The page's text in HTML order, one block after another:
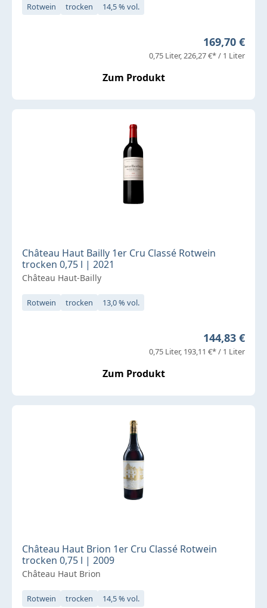
Rotwein trocken 14,5 % vol.
Regulärer
169,70 €
0,75 Liter 226,27 €* / 1 Liter
Zum Produkt
Château Haut Bailly 1er Cru Classé Rotwein
trocken 0,75 l | 2021
Château Haut-Bailly
Rotwein trocken 13,0 % vol.
Regulärer
144,83 €
0,75 Liter 193,11 €* / 1 Liter
Zum Produkt
Château Haut Brion 1er Cru Classé Rotwein
trocken 0,75 l | 2009
Château Haut Brion
Rotwein trocken 14,5 % vol.